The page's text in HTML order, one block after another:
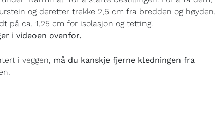
og deretter trekke 2,5 cm fra bredden og høyden.
på ca. 1,25 cm for isolasjon og tetting.
i videoen ovenfor.
i veggen, må du kanskje fjerne kledningen fra